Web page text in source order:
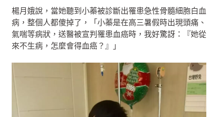
楊月娥說，當她聽到小蓁被診斷出罹患急性骨髓細胞白血
病，整個人都傻掉了，「小蓁是在高三暑假時出現頭痛、
氣喘等病狀，送醫被宣判罹患血癌時，我好驚訝：『她從
來不生病，怎麼會得血癌？』」